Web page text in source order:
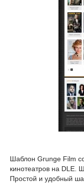
Шаблон Grunge Film
кинотеатров на DLE.
Простой и удобный